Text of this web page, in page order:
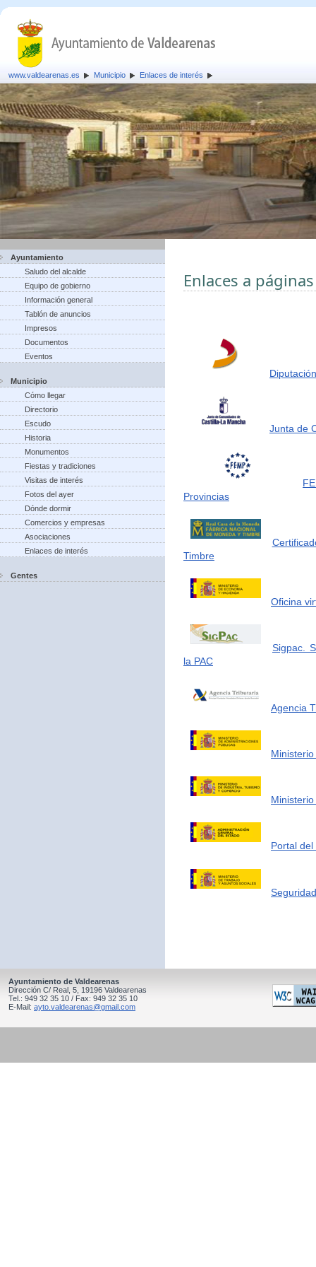
www.valdearenas.es Municipio Enlaces de interés
Ayuntamiento
Saludo del alcalde
Equipo de gobierno
Información general
Tablón de anuncios
Impresos
Documentos
Eventos
Municipio
Cómo llegar
Directorio
Escudo
Historia
Monumentos
Fiestas y tradiciones
Visitas de interés
Fotos del ayer
Dónde dormir
Comercios y empresas
Asociaciones
Enlaces de interés
Gentes
Enlaces a
Junta de
Provincias
Timbre
Oficina
Sigpac.
la PAC
Agencia
Portal
Ayuntamiento de Valdearenas
Dirección C/ Real, 5, 19196 Valdearenas
Tel.: 949 32 35 10 / Fax: 949 32 35 10
E-Mail: ayto.valdearenas@gmail.com